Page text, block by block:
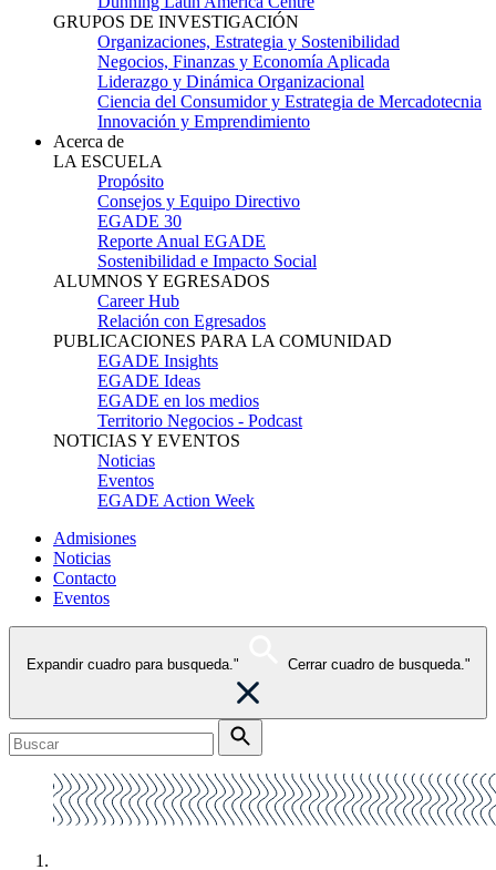
GRUPOS DE INVESTIGACIÓN
Organizaciones, Estrategia y Sostenibilidad
Negocios, Finanzas y Economía Aplicada
Liderazgo y Dinámica Organizacional
Ciencia del Consumidor y Estrategia de Mercadotecnia
Innovación y Emprendimiento
Acerca de
LA ESCUELA
Propósito
Consejos y Equipo Directivo
EGADE 30
Reporte Anual EGADE
Sostenibilidad e Impacto Social
ALUMNOS Y EGRESADOS
Career Hub
Relación con Egresados
PUBLICACIONES PARA LA COMUNIDAD
EGADE Insights
EGADE Ideas
EGADE en los medios
Territorio Negocios - Podcast
NOTICIAS Y EVENTOS
Noticias
Eventos
EGADE Action Week
Admisiones
Noticias
Contacto
Eventos
Expandir cuadro para busqueda." Cerrar cuadro de busqueda."